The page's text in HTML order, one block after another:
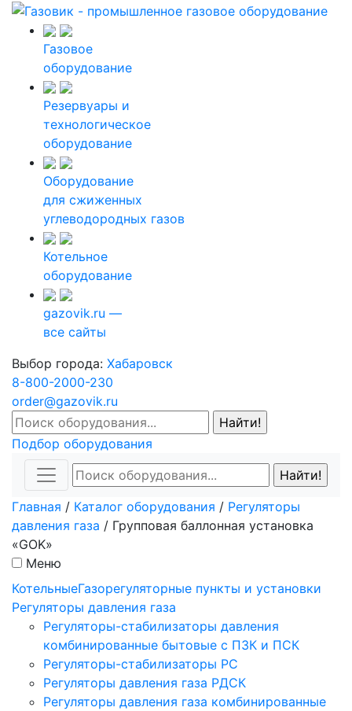
Газовое
оборудование
Резервуары и
технологическое
оборудование
Оборудование
для сжиженных
углеводородных газов
Котельное
оборудование
gazovik.ru —
все сайты
Выбор города: Хабаровск
8-800-2000-230
order@gazovik.ru
Подбор оборудования
Главная / Каталог оборудования / Регуляторы
давления газа / Групповая баллонная установка
«GOK»
Меню
КотельныеГазорегуляторные пункты и установки
Регуляторы давления газа
Регуляторы-стабилизаторы давления
комбинированные бытовые с ПЗК и ПСК
Регуляторы-стабилизаторы РС
Регуляторы давления газа РДСК
Регуляторы давления газа комбинированные